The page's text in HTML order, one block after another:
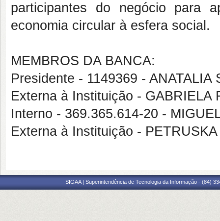
participantes do negócio para
economia circular à esfera social.
MEMBROS DA BANCA:
Presidente - 1149369 -
Externa à Instituição - GABRIELA
Interno - 369.365.614-20 -
Externa à Instituição -
SIGAA | Superintendência de Tecnologia da Informação - (84)